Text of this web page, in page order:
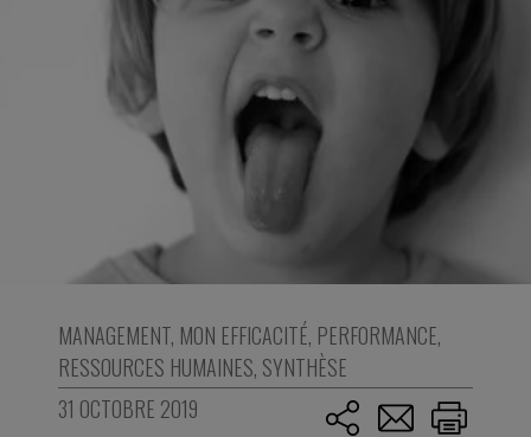
MANAGEMENT, MON EFFICACITÉ, PERFORMANCE,
RESSOURCES HUMAINES, SYNTHÈSE
31 OCTOBRE 2019